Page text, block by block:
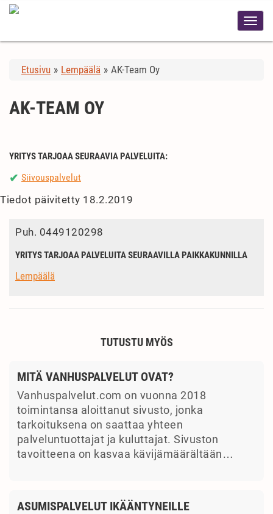
Etusivu » Lempäälä » AK-Team Oy
AK-TEAM OY
YRITYS TARJOAA SEURAAVIA PALVELUITA:
✔ Siivouspalvelut
Tiedot päivitetty 18.2.2019
Puh. 0449120298
YRITYS TARJOAA PALVELUITA SEURAAVILLA PAIKKAKUNNILLA
Lempäälä
TUTUSTU MYÖS
MITÄ VANHUSPALVELUT OVAT?
Vanhuspalvelut.com on vuonna 2018
toimintansa aloittanut sivusto, jonka
tarkoituksena on saattaa yhteen
palveluntuottajat ja kuluttajat. Sivuston
tavoitteena on kasvaa kävijämäärältään…
ASUMISPALVELUT IKÄÄNTYNEILLE